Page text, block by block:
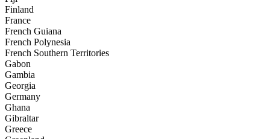
Finland
France
French Guiana
French Polynesia
French Southern Territories
Gabon
Gambia
Georgia
Germany
Ghana
Gibraltar
Greece